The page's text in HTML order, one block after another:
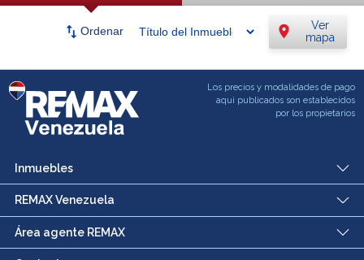
swap_vert Ordenar location_on
Ver
mapa
Los precios y modalidades de pago
aqui publicados son establecidos
por los propietarios
Inmuebles
REMAX Venezuela
Área agente REMAX